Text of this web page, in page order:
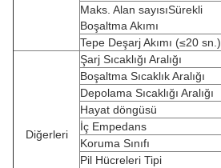
Maks. Alan sayısıSürekli
Boşaltma Akımı
Tepe Deşarj Akımı (≤20 sn.)
Diğerleri
Şarj Sıcaklığı Aralığı
Boşaltma Sıcaklık Aralığı
Depolama Sıcaklığı Aralığı
Hayat döngüsü
İç Empedans
Koruma Sınıfı
Pil Hücreleri Tipi